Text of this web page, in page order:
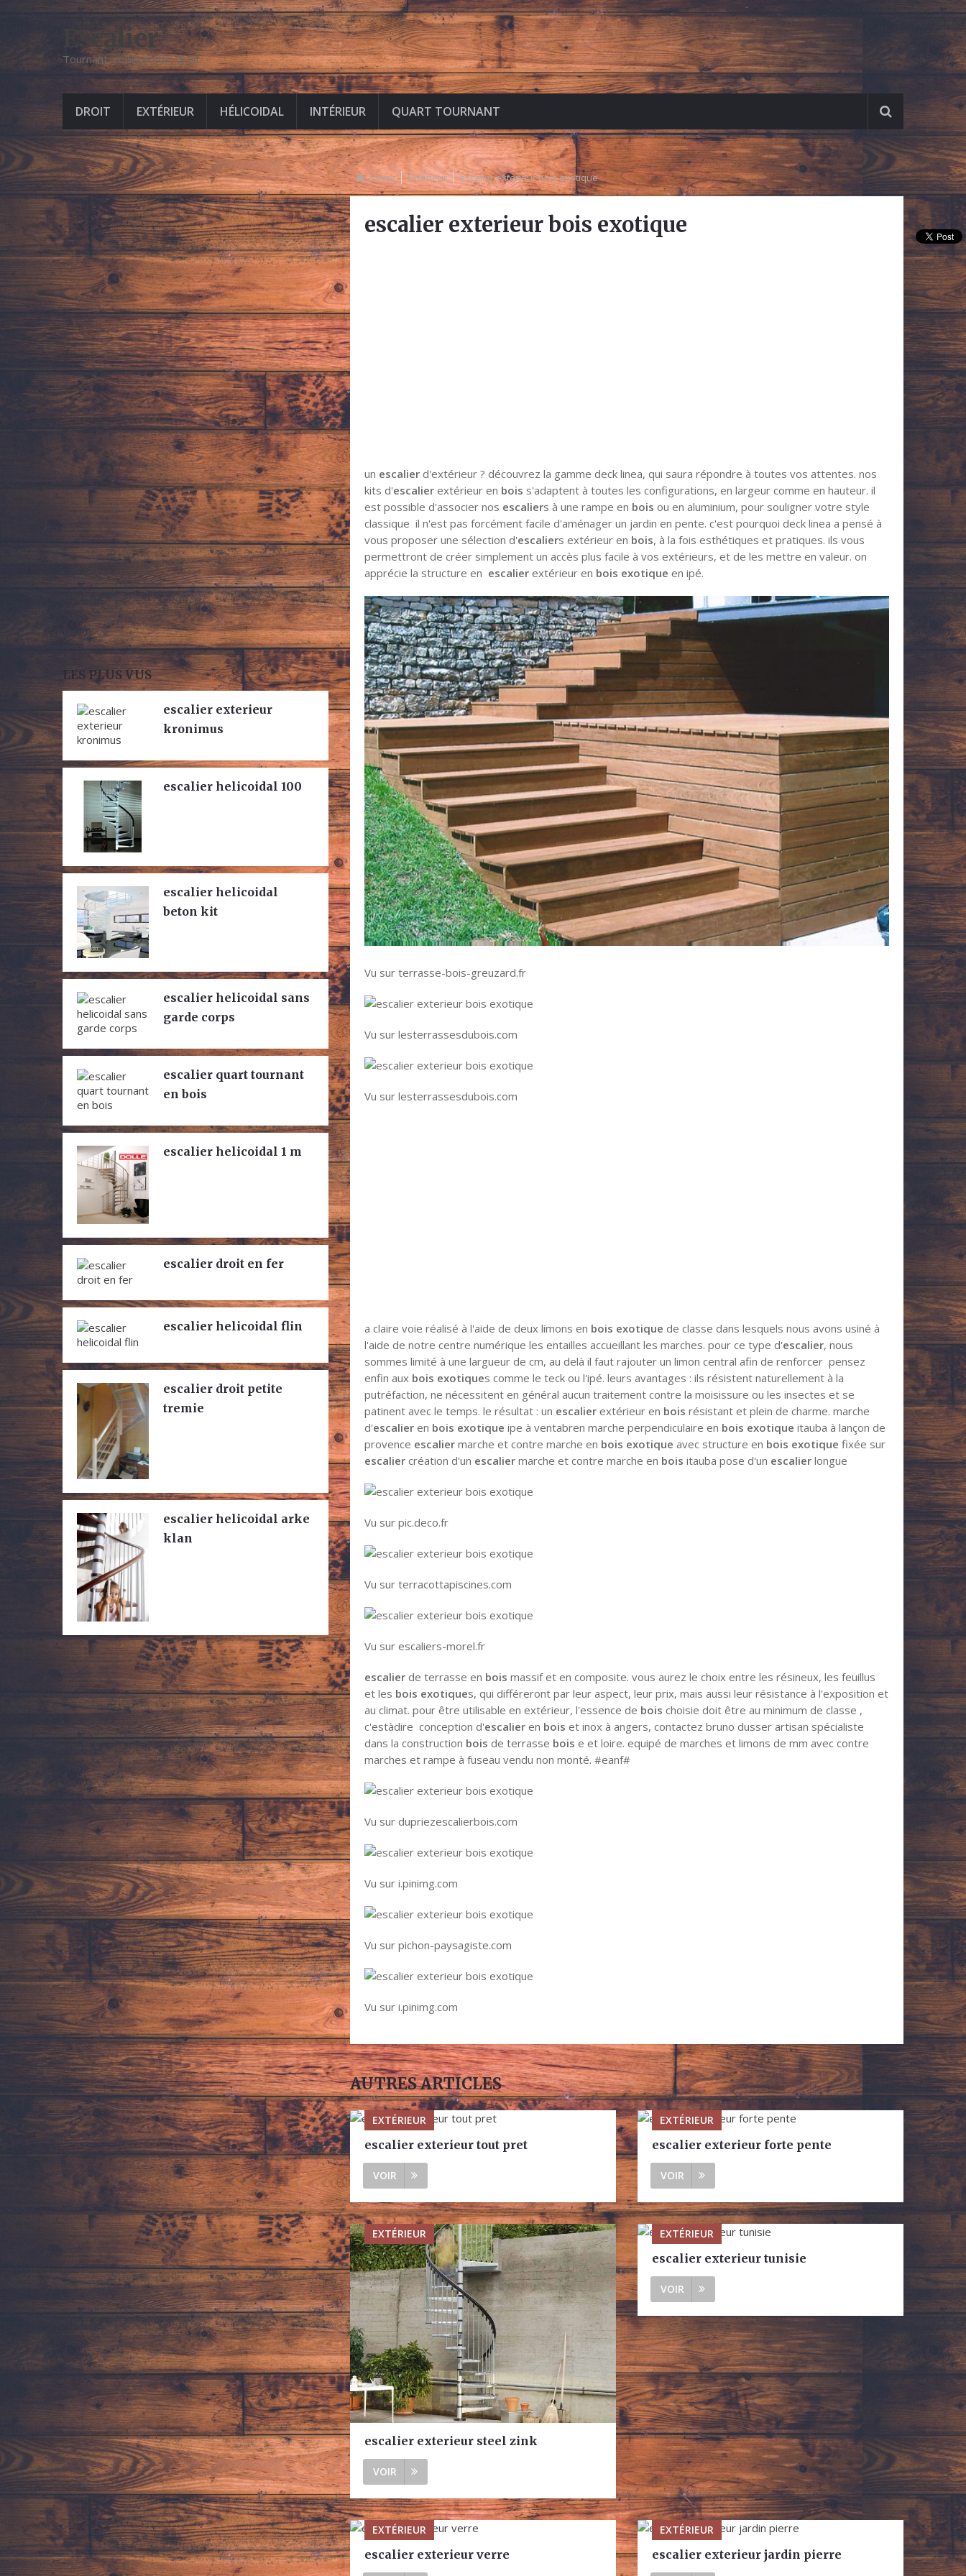
Escalier
Tournant, collimasson, droit
DROIT EXTÉRIEUR HÉLICOIDAL INTÉRIEUR QUART TOURNANT
Home Extérieur escalier exterieur bois exotique
escalier exterieur bois exotique
un escalier d'extérieur ? découvrez la gamme deck linea, qui saura répondre à toutes vos attentes. nos
kits d'escalier extérieur en bois s'adaptent à toutes les configurations, en largeur comme en hauteur. il
est possible d'associer nos escaliers à une rampe en bois ou en aluminium, pour souligner votre style
classique il n'est pas forcément facile d'aménager un jardin en pente. c'est pourquoi deck linea a pensé à
vous proposer une sélection d'escaliers extérieur en bois, à la fois esthétiques et pratiques. ils vous
permettront de créer simplement un accès plus facile à vos extérieurs, et de les mettre en valeur. on
apprécie la structure en escalier extérieur en bois exotique en ipé.
Vu sur terrasse-bois-greuzard.fr
Vu sur lesterrassesdubois.com
Vu sur lesterrassesdubois.com
a claire voie réalisé à l'aide de deux limons en bois exotique de classe dans lesquels nous avons usiné à
l'aide de notre centre numérique les entailles accueillant les marches. pour ce type d'escalier, nous
sommes limité à une largueur de cm, au delà il faut rajouter un limon central afin de renforcer pensez
enfin aux bois exotiques comme le teck ou l'ipé. leurs avantages : ils résistent naturellement à la
putréfaction, ne nécessitent en général aucun traitement contre la moisissure ou les insectes et se
patinent avec le temps. le résultat : un escalier extérieur en bois résistant et plein de charme. marche
d'escalier en bois exotique ipe à ventabren marche perpendiculaire en bois exotique itauba à lançon de
provence escalier marche et contre marche en bois exotique avec structure en bois exotique fixée sur
escalier création d'un escalier marche et contre marche en bois itauba pose d'un escalier longue
Vu sur pic.deco.fr
Vu sur terracottapiscines.com
Vu sur escaliers-morel.fr
escalier de terrasse en bois massif et en composite. vous aurez le choix entre les résineux, les feuillus
et les bois exotiques, qui différeront par leur aspect, leur prix, mais aussi leur résistance à l'exposition et
au climat. pour être utilisable en extérieur, l'essence de bois choisie doit être au minimum de classe ,
c'estàdire conception d'escalier en bois et inox à angers, contactez bruno dusser artisan spécialiste
dans la construction bois de terrasse bois e et loire. equipé de marches et limons de mm avec contre
marches et rampe à fuseau vendu non monté. #eanf#
Vu sur dupriezescalierbois.com
Vu sur i.pinimg.com
Vu sur pichon-paysagiste.com
Vu sur i.pinimg.com
Pin It
AUTRES ARTICLES
EXTÉRIEUR
escalier exterieur tout pret
VOIR
EXTÉRIEUR
escalier exterieur forte pente
VOIR
EXTÉRIEUR
escalier exterieur steel zink
VOIR
EXTÉRIEUR
escalier exterieur tunisie
VOIR
EXTÉRIEUR
escalier exterieur verre
EXTÉRIEUR
escalier exterieur jardin pierre
LES PLUS VUS
escalier exterieur
kronimus
escalier helicoidal 100
escalier helicoidal
beton kit
escalier helicoidal sans
garde corps
escalier quart tournant
en bois
escalier helicoidal 1 m
escalier droit en fer
escalier helicoidal flin
escalier droit petite
tremie
escalier helicoidal arke
klan